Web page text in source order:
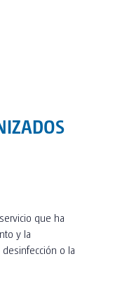
que ha
y la
o la